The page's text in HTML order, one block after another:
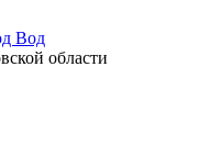
области